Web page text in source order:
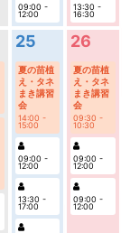
09:00 -
12:00
13:30 -
16:30
25
夏の苗植
え・タネ
まき講習
会
14:00 -
15:00
09:00 -
12:00
13:30 -
17:00
26
夏の苗植
え・タネ
まき講習
会
09:30 -
10:30
09:00 -
12:00
09:00 -
12:00